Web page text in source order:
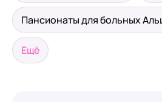
Пансионаты для больных
Ещё